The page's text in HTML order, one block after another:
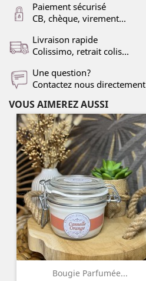
Paiement sécurisé
CB, chèque, virement...
Livraison rapide
Colissimo, retrait colis...
Une question?
Contactez nous directement
VOUS AIMEREZ AUSSI
Bougie Parfumée...